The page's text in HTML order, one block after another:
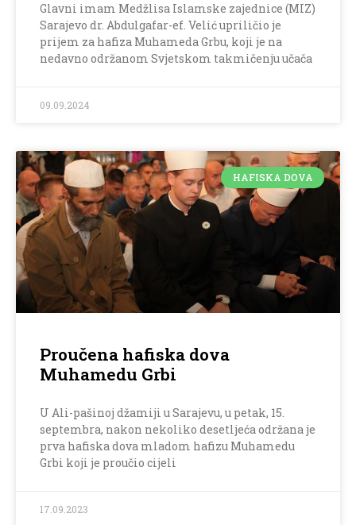
Glavni imam Medžlisa Islamske zajednice (MIZ)
Sarajevo dr. Abdulgafar-ef. Velić upriličio je
prijem za hafiza Muhameda Grbu, koji je na
nedavno održanom Svjetskom takmičenju učača
09.09.2024
HAFISKA DOVA
Proučena hafiska dova
Muhamedu Grbi
U Ali-pašinoj džamiji u Sarajevu, u petak, 15.
septembra, nakon nekoliko desetljeća održana je
prva hafiska dova mladom hafizu Muhamedu
Grbi koji je proučio cijeli
17.09.2023